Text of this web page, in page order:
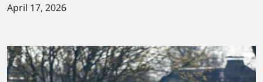
April 17, 2026